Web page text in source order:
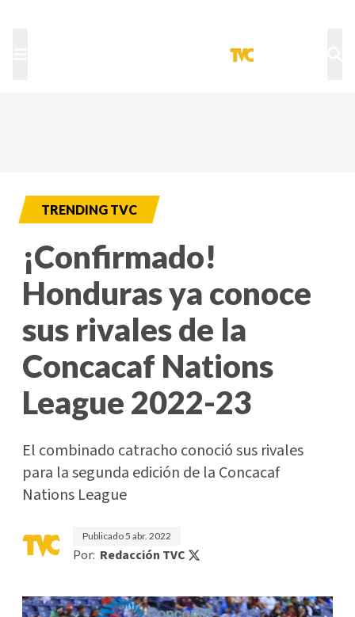
TRENDING TVC
¡Confirmado!
Honduras ya conoce
sus rivales de la
Concacaf Nations
League 2022-23
El combinado catracho conoció sus rivales
para la segunda edición de la Concacaf
Nations League
Publicado5 abr. 2022
Por: Redacción TVC